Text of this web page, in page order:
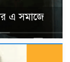
এ সমাজে